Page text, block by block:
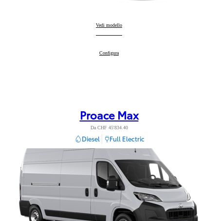
Proace Verso:
Vedi modello
Proace Verso
Configura
Proace Max
Da CHF 45'834.40
Diesel Full Electric